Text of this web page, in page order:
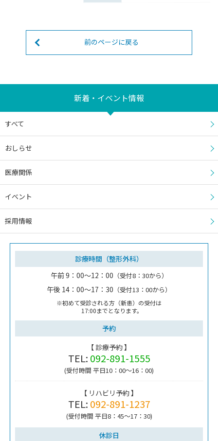
前のページに戻る
新着・イベント情報
すべて
おしらせ
医療関係
イベント
採用情報
診療時間（整形外科）
午前 9：00～12：00 （受付8：30から）
午後 14：00～17：30 （受付13：00から）
※初めて受診される方（新患）の受付は
17:00までとなります。
予約
【 診療予約 】
TEL: 092-891-1555
(受付時間 平日10：00～16：00)
【 リハビリ予約 】
TEL: 092-891-1237
(受付時間 平日8：45～17：30)
休診日